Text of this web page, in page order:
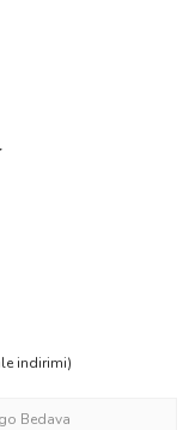
indirimi)
Bedava